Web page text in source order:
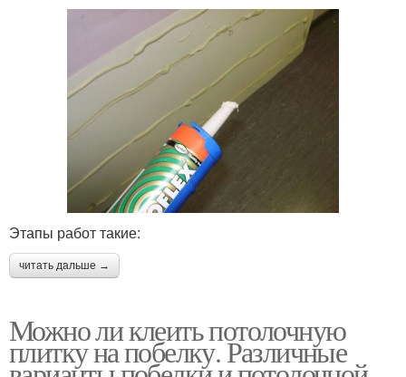
Этапы работ такие:
читать дальше →
Можно ли клеить потолочную
плитку на побелку. Различные